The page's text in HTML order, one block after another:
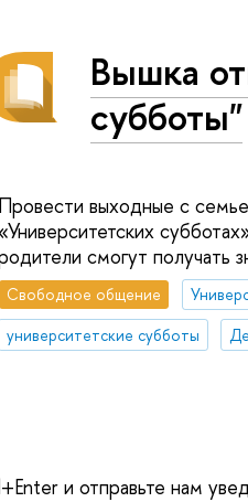
Вышка
субботы"
Провести выходные с
смогут получать
Свободное общение
университетские субботы
и отправьте нам